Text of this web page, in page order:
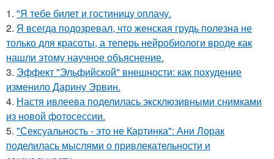
1. "Я тебе билет и гостиницу оплачу.
2. Я всегда подозревал, что женская грудь полезна не
только для красоты, а теперь нейробиологи вроде как
нашли этому научное объяснение.
3. Эффект "Эльфийской" внешности: как похудение
изменило Дарину Эрвин.
4. Настя ивлеева поделилась эксклюзивными снимками
из новой фотосессии.
5. "Сексуальность - это не Картинка": Ани Лорак
поделилась мыслями о привлекательности и